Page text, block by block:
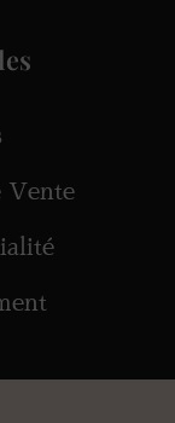
Vente